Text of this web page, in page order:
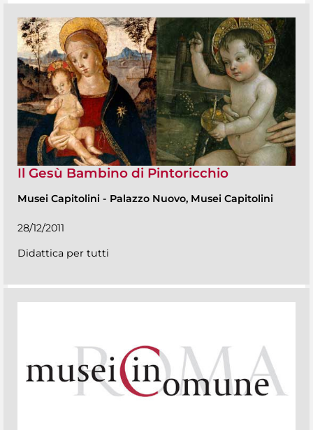
Il Gesù Bambino di Pintoricchio
Musei Capitolini - Palazzo Nuovo, Musei Capitolini
28/12/2011
Didattica per tutti